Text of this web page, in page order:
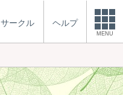
サークル ヘルプ
MENU